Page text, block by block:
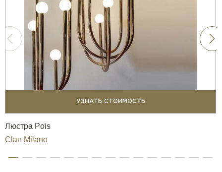
УЗНАТЬ СТОИМОСТЬ
Люстра Pois
Clan Milano